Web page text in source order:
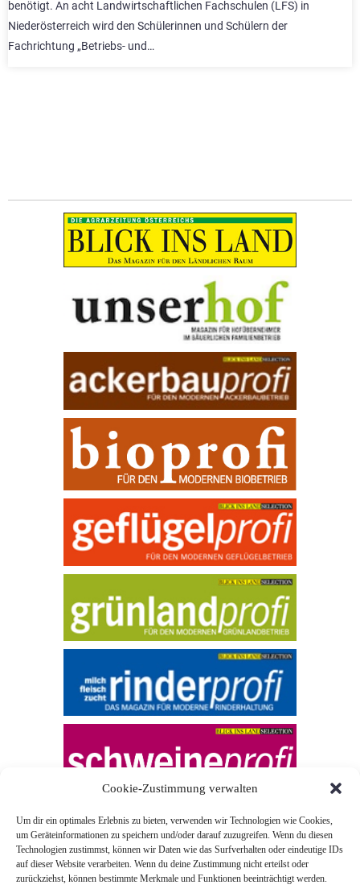
Cookie-Zustimmung verwalten
Um dir ein optimales Erlebnis zu bieten, verwenden wir Technologien wie Cookies,
um Geräteinformationen zu speichern und/oder darauf zuzugreifen. Wenn du diesen
Technologien zustimmst, können wir Daten wie das Surfverhalten oder eindeutige IDs
auf dieser Website verarbeiten. Wenn du deine Zustimmung nicht erteilst oder
zurückziehst, können bestimmte Merkmale und Funktionen beeinträchtigt werden.
benötigt. An acht Landwirtschaftlichen Fachschulen (LFS) in
Niederösterreich wird den Schülerinnen und Schülern der
Fachrichtung „Betriebs- und…